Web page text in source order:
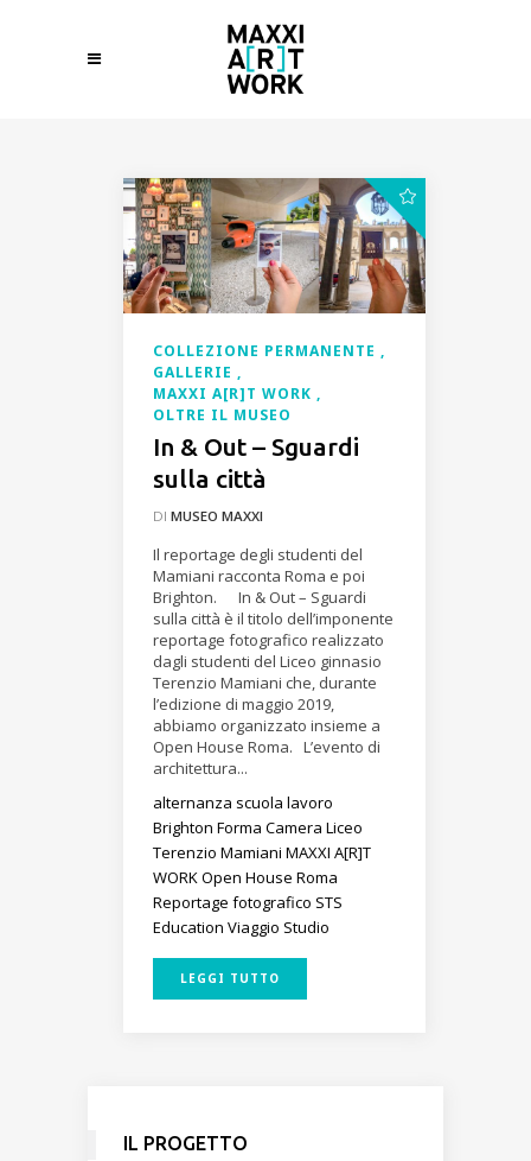
COLLEZIONE PERMANENTE
GALLERIE
MAXXI A[R]T WORK
OLTRE IL MUSEO
In & Out – Sguardi
sulla città
DI MUSEO MAXXI
Il reportage degli studenti del
Mamiani racconta Roma e poi
Brighton. In & Out – Sguardi
sulla città è il titolo dell’imponente
reportage fotografico realizzato
dagli studenti del Liceo ginnasio
Terenzio Mamiani che, durante
l’edizione di maggio 2019,
abbiamo organizzato insieme a
Open House Roma. L’evento di
architettura...
alternanza scuola lavoro
Brighton Forma Camera Liceo
Terenzio Mamiani MAXXI A[R]T
WORKOpen House Roma
Reportage fotografico STS
Education Viaggio Studio
LEGGI TUTTO
IL PROGETTO